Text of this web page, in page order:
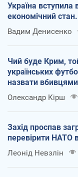
Україна вступила
економічний
Вадим Денисенко
Чий буде Крим,
українських
назвати вбивцями
Олександр Кірш
Захід проспав
перевірити НАТО
Леонід Невзлін